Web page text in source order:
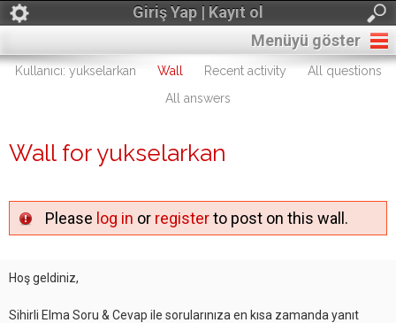
Giriş Yap | Kayıt ol
Menüyü göster
Kullanıcı: yukselarkan Wall Recent activity
All questions
All answers
Wall for yukselarkan
Please log in or registerto post on this wall.
Hoş geldiniz,
Sihirli Elma Soru & Cevap ile sorularınıza en kısa zamanda yanıt